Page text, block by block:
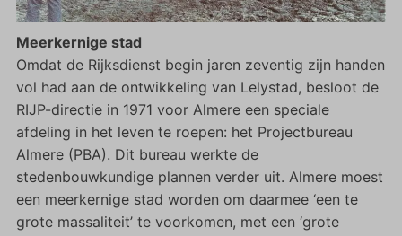
Meerkernige stad
Omdat de Rijksdienst begin jaren zeventig zijn handen
vol had aan de ontwikkeling van Lelystad, besloot de
RIJP-directie in 1971 voor Almere een speciale
afdeling in het leven te roepen: het Projectbureau
Almere (PBA). Dit bureau werkte de
stedenbouwkundige plannen verder uit. Almere moest
een meerkernige stad worden om daarmee ‘een te
grote massaliteit’ te voorkomen, met een ‘grote